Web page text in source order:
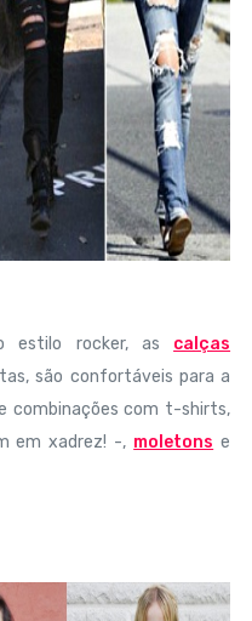
estilo rocker, as calças
são confortáveis para a
combinações com t-shirts,
em xadrez! -, moletons e